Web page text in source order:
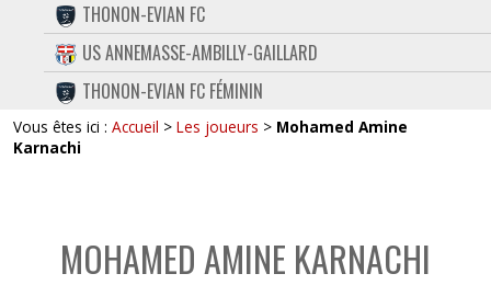
CONTACT
FACEBOOK
TWITTER
INSTAGRAM
THONON-EVIAN FC
US ANNEMASSE-AMBILLY-GAILLARD
THONON-EVIAN FC FÉMININ
Vous êtes ici : Accueil > Les joueurs > Mohamed Amine
Karnachi
MOHAMED AMINE KARNACHI